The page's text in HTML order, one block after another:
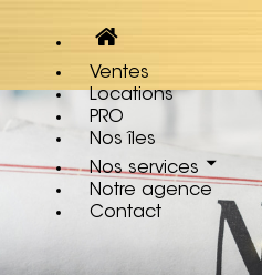
Ventes
Locations
PRO
Nos îles
Nos services
Notre agence
Contact